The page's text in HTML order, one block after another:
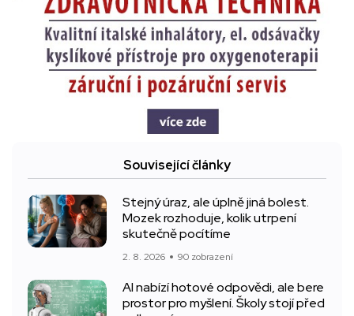
Související články
Stejný úraz, ale úplně jiná bolest.
Mozek rozhoduje, kolik utrpení
skutečně pocítíme
2. 8. 2026 90 zobrazení
AI nabízí hotové odpovědi, ale bere
prostor pro myšlení. Školy stojí před